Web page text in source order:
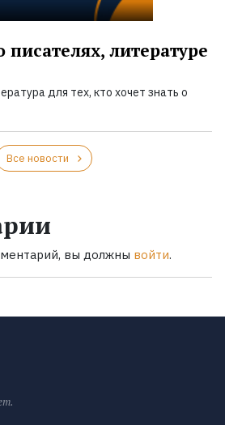
литературе
для тех, кто хочет знать о
Все новости
вы должны войти.